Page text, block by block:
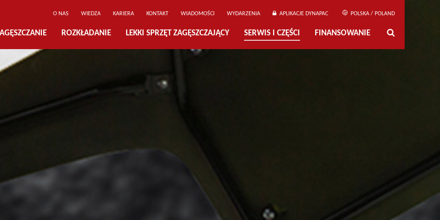
O NAS WIEDZA KARIERA KONTAKT WIADOMOŚCI WYDARZENIA APLIKACJE DYNAPAC POLSKA / POLAND
ROZKŁADANIE LEKKI SPRZĘT ZAGĘSZCZAJĄCY SERWIS I CZĘŚCI FINANSOWANIE